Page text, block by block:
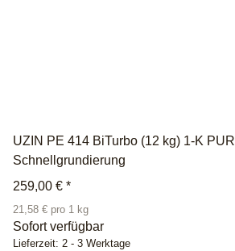
UZIN PE 414 BiTurbo (12 kg) 1-K PUR
Schnellgrundierung
259,00 € *
21,58 € pro 1 kg
Sofort verfügbar
Lieferzeit: 2 - 3 Werktage